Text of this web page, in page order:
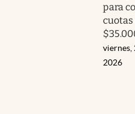
para
viernes,
2026